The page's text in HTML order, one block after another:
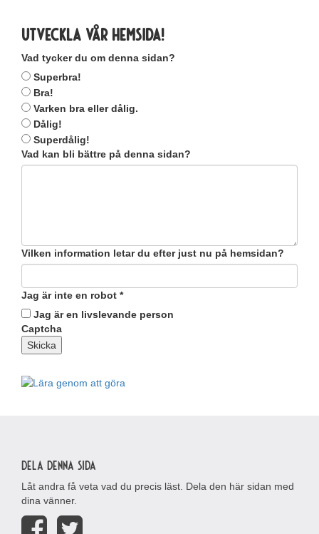
Utveckla vår hemsida!
Vad tycker du om denna sidan?
Superbra!
Bra!
Varken bra eller dålig.
Dålig!
Superdålig!
Vad kan bli bättre på denna sidan?
Vilken information letar du efter just nu på hemsidan?
Jag är inte en robot *
Jag är en livslevande person
Captcha
Skicka
Dela denna sida
Låt andra få veta vad du precis läst. Dela den här sidan med
dina vänner.